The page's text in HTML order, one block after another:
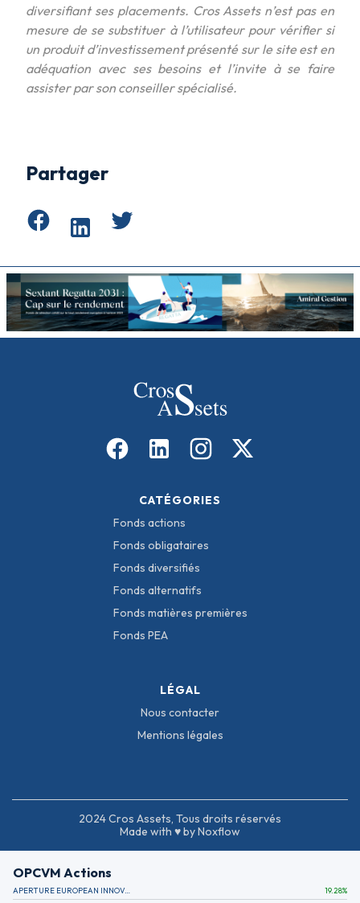
diversifiant ses placements. Cros Assets n’est pas en
mesure de se substituer à l’utilisateur pour vérifier si
un produit d’investissement présenté sur le site est en
adéquation avec ses besoins et l’invite à se faire
assister par son conseiller spécialisé.
Partager
CATÉGORIES
Fonds actions
Fonds obligataires
Fonds diversifiés
Fonds alternatifs
Fonds matières premières
Fonds PEA
LÉGAL
Nous contacter
Mentions légales
2024 Cros Assets, Tous droits réservés
Made with ♥ by Noxflow
OPCVM Actions
APERTURE EUROPEAN INNOVATION 19.28%